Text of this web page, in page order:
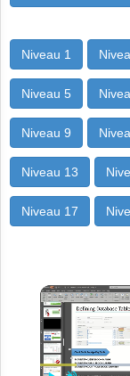
Niveau 1
Niveau 5
Niveau 9
Niveau 13
Niveau 17